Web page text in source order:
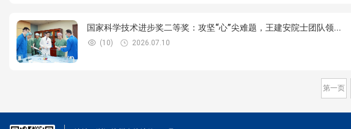
国家科学技术进步奖二等奖：攻坚“心”尖难题，王建安院士团队领...
(10) 2026.07.10
第一页